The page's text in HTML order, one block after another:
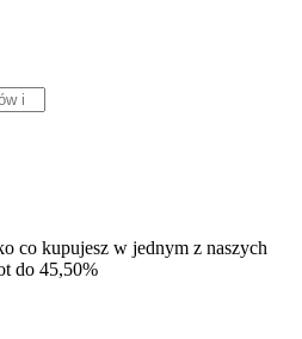
co kupujesz w jednym z naszych
do 45,50%